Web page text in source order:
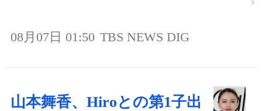
08月07日 01:50 TBS NEWS DIG
山本舞香、Hiroとの第1子出